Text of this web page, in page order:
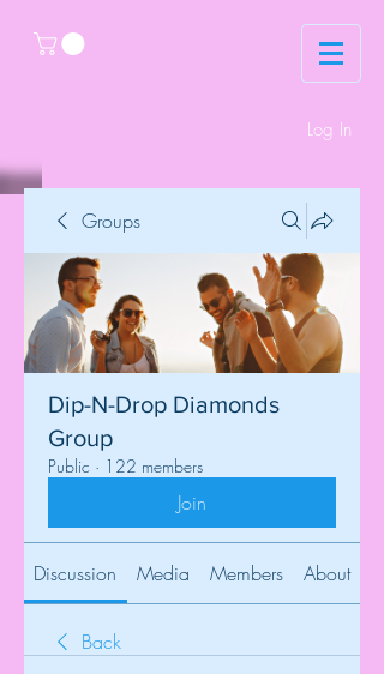
Log In
Groups
Dip-N-Drop Diamonds
Group
Public · 122 members
Join
Discussion Media Members About
Back